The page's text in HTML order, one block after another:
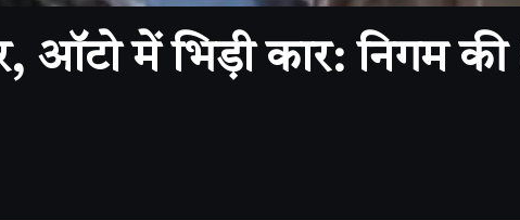
ऑटो में भिड़ी कार: निगम की